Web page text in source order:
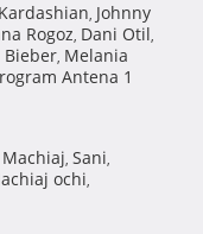
, Johnny
Rogoz, Dani Otil,
Bieber, Melania
Antena 1
Machiaj, Sani,
ochi,